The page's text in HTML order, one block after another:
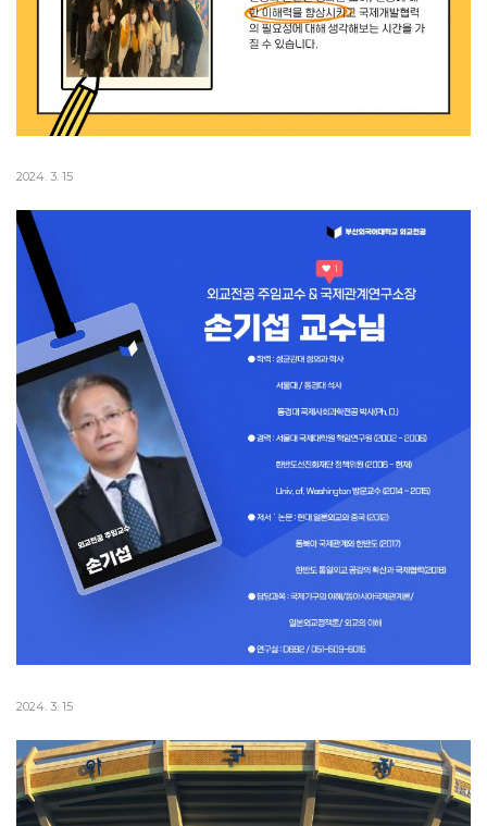
2024. 3. 15
2024. 3. 15